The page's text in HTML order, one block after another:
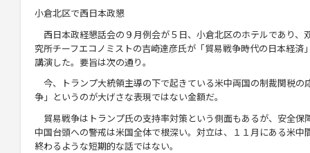
小倉北区で西日本政懇
西日本政経懇話会の９月例会が５日、小倉北区のホテルであり、
究所チーフエコノミストの吉崎達彦氏が「貿易戦争時代の日本経済
講演した。要旨は次の通り。
今、トランプ大統領主導の下で起きている米中両国の制裁関税の
争」というのが大げさな表現ではない金額だ。
貿易戦争はトランプ氏の支持率対策という側面もあるが、安全保
中国台頭への警戒は米国全体で根深い。対立は、１１月にある米中
終わるような短期的な話ではない。